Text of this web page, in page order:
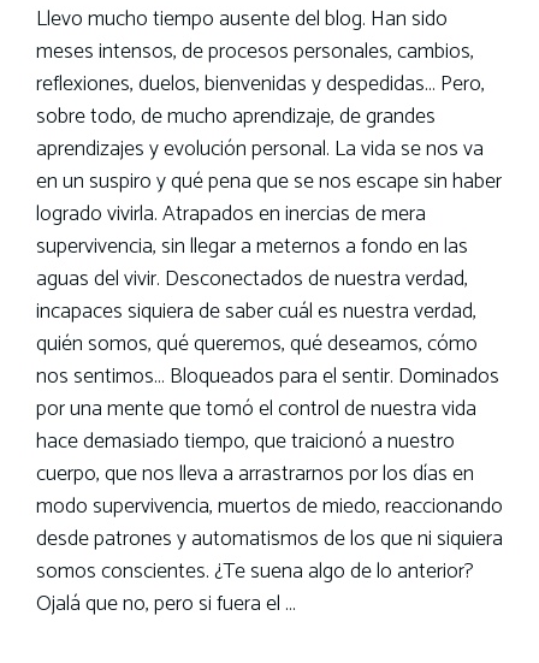
Llevo mucho tiempo ausente del blog. Han sido
meses intensos, de procesos personales, cambios,
reflexiones, duelos, bienvenidas y despedidas… Pero,
sobre todo, de mucho aprendizaje, de grandes
aprendizajes y evolución personal. La vida se nos va
en un suspiro y qué pena que se nos escape sin haber
logrado vivirla. Atrapados en inercias de mera
supervivencia, sin llegar a meternos a fondo en las
aguas del vivir. Desconectados de nuestra verdad,
incapaces siquiera de saber cuál es nuestra verdad,
quién somos, qué queremos, qué deseamos, cómo
nos sentimos… Bloqueados para el sentir. Dominados
por una mente que tomó el control de nuestra vida
hace demasiado tiempo, que traicionó a nuestro
cuerpo, que nos lleva a arrastrarnos por los días en
modo supervivencia, muertos de miedo, reaccionando
desde patrones y automatismos de los que ni siquiera
somos conscientes. ¿Te suena algo de lo anterior?
Ojalá que no, pero si fuera el …